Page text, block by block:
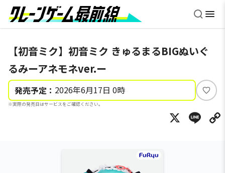
【初音ミク】初音ミク きゅるまるBIGぬいぐ
るみーアネモネver.ー
発売予定： 2026年6月17日 0時
※実際の発売日はサービスをご確認ください。
い
ね
X